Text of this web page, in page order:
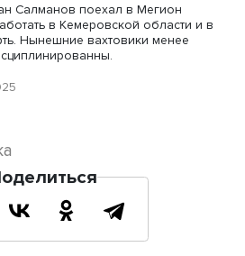
она отметила, что в
все законы рыночной экономики
Как в России, так и в
Зачастую общефедеральные
затрудняет деятельность
снабжению и жизнеобеспечению
пунктов.
реанимировать опыт советских
комплексов в